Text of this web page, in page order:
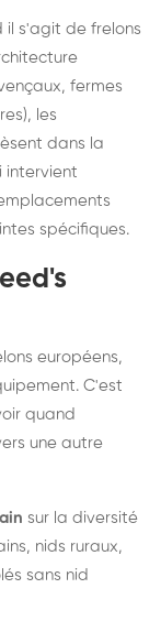
il s'agit de frelons
fermes
les
dans la
intervient
spécifiques.
européens,
C'est
quand
une autre
sur la diversité
nids ruraux,
sans nid